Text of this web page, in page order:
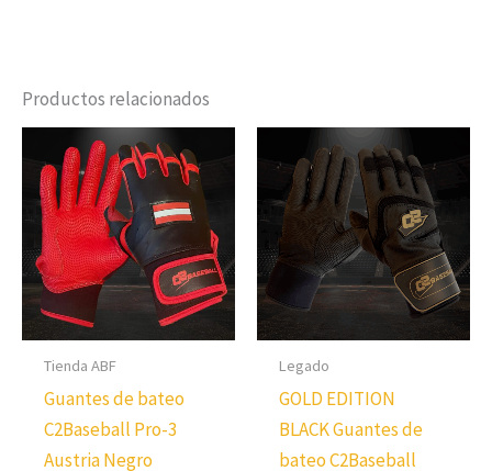
Productos relacionados
Tienda ABF
Guantes de bateo
C2Baseball Pro-3
Austria Negro
Legado
GOLD EDITION
BLACK Guantes de
bateo C2Baseball